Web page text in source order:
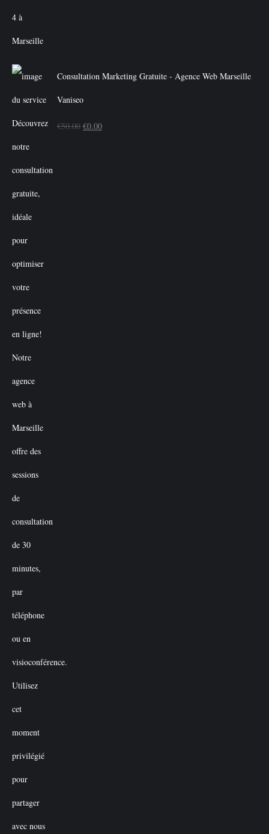
Consultation Marketing Gratuite - Agence Web Marseille
Vaniseo
€50.00 Le
€0.00Le